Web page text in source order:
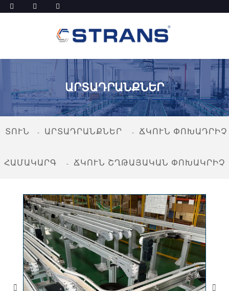
ԱՐՏԱԴՐԱՆՔՆԵՐ
ՏՈՒՆ ԱՐՏԱԴՐԱՆՔՆԵՐ ՃԿՈՒՆ ՓՈԽԱԴՐԻՉ
ՀԱՄԱԿԱՐԳ ՃԿՈՒՆ ՇՂԹԱՅԱԿԱՆ ՓՈԽԱԿՐԻՉ